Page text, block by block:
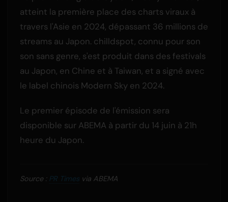
atteint la première place des charts viraux à
travers l'Asie en 2024, dépassant 36 millions de
streams au Japon. chilldspot, connu pour son
son sans genre, s'est produit dans des festivals
au Japon, en Chine et à Taiwan, et a signé avec
le label chinois Modern Sky en 2024.
Le premier épisode de l'émission sera
disponible sur ABEMA à partir du 14 juin à 21h
heure du Japon.
Source : PR Timesvia ABEMA